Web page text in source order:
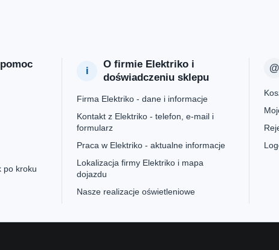
po kroku
O firmie Elektriko i
doświadczeniu sklepu
Firma Elektriko - dane i informacje
Kontakt z Elektriko - telefon, e-mail i
formularz
Praca w Elektriko - aktualne informacje
Lokalizacja firmy Elektriko i mapa
dojazdu
Nasze realizacje oświetleniowe